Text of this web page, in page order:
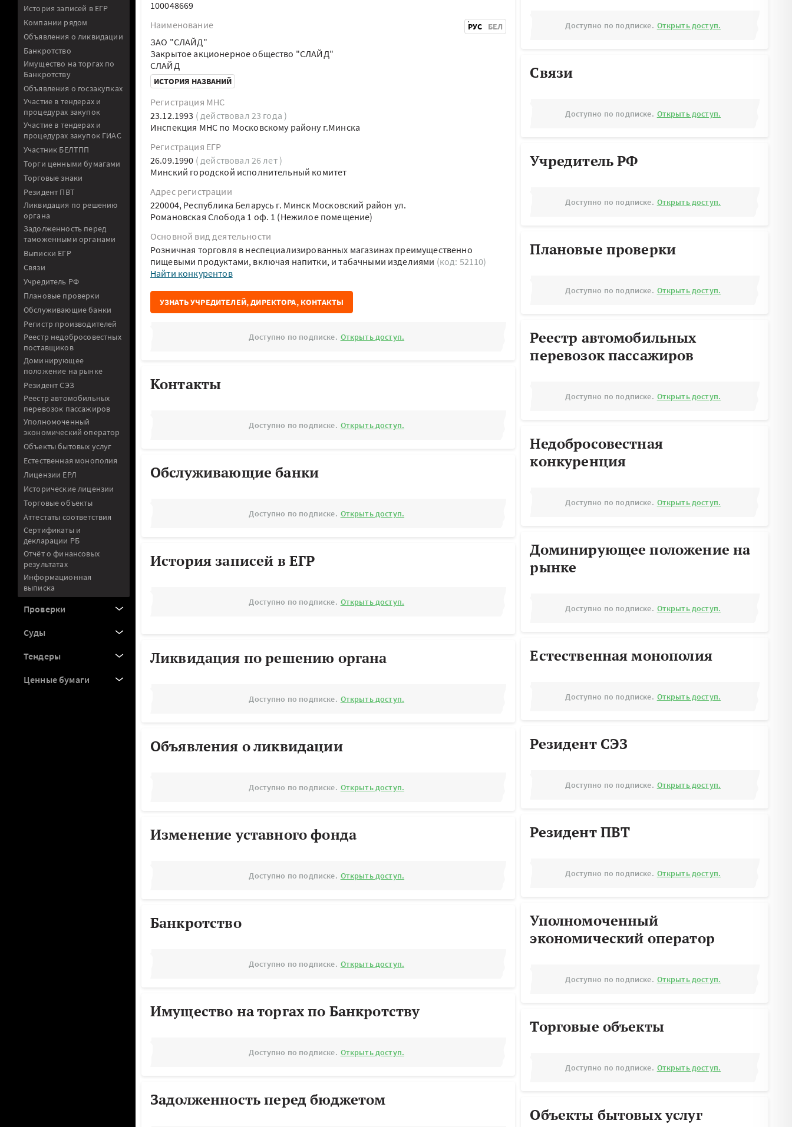
История записей в ЕГР
Компании рядом
Объявления о ликвидации
Банкротство
Имущество на торгах по
Банкротству
Объявления о госзакупках
Участие в тендерах и
процедурах закупок
Участие в тендерах и
процедурах закупок ГИАС
Участник БЕЛТПП
Торги ценными бумагами
Торговые знаки
Резидент ПВТ
Ликвидация по решению
органа
Задолженность перед
таможенными органами
Выписки ЕГР
Связи
Учредитель РФ
Плановые проверки
Обслуживающие банки
Регистр производителей
Реестр недобросовестных
поставщиков
Доминирующее
положение на рынке
Резидент СЭЗ
Реестр автомобильных
перевозок пассажиров
Уполномоченный
экономический оператор
Объекты бытовых услуг
Естественная монополия
Лицензии ЕРЛ
Исторические лицензии
Торговые объекты
Аттестаты соответствия
Сертификаты и
декларации РБ
Отчёт о финансовых
результатах
Информационная
выписка
Проверки
Суды
Тендеры
Ценные бумаги
100048669
Наименование
РУС БЕЛ
ЗАО "СЛАЙД"
Закрытое акционерное общество "СЛАЙД"
СЛАЙД
ИСТОРИЯ НАЗВАНИЙ
Регистрация МНС
23.12.1993 ( действовал 23 года )
Инспекция МНС по Московскому району г.Минска
Регистрация ЕГР
26.09.1990 ( действовал 26 лет )
Минский городской исполнительный комитет
Адрес регистрации
220004, Республика Беларусь г. Минск Московский район ул.
Романовская Слобода 1 оф. 1 (Нежилое помещение)
Основной вид деятельности
Розничная торговля в неспециализированных магазинах преимущественно
пищевыми продуктами, включая напитки, и табачными изделиями (код: 52110)
Найти конкурентов
УЗНАТЬ УЧРЕДИТЕЛЕЙ, ДИРЕКТОРА, КОНТАКТЫ
Доступно по подписке. Открыть доступ.
Контакты
Доступно по подписке. Открыть доступ.
Обслуживающие банки
Доступно по подписке. Открыть доступ.
История записей в ЕГР
Доступно по подписке. Открыть доступ.
Ликвидация по решению органа
Доступно по подписке. Открыть доступ.
Объявления о ликвидации
Доступно по подписке. Открыть доступ.
Изменение уставного фонда
Доступно по подписке. Открыть доступ.
Банкротство
Доступно по подписке. Открыть доступ.
Имущество на торгах по Банкротству
Доступно по подписке. Открыть доступ.
Задолженность перед бюджетом
Доступно по подписке. Открыть доступ.
Связи
Доступно по подписке. Открыть доступ.
Учредитель РФ
Доступно по подписке. Открыть доступ.
Плановые проверки
Доступно по подписке. Открыть доступ.
Реестр автомобильных
перевозок пассажиров
Доступно по подписке. Открыть доступ.
Недобросовестная
конкуренция
Доступно по подписке. Открыть доступ.
Доминирующее положение на
рынке
Доступно по подписке. Открыть доступ.
Естественная монополия
Доступно по подписке. Открыть доступ.
Резидент СЭЗ
Доступно по подписке. Открыть доступ.
Резидент ПВТ
Доступно по подписке. Открыть доступ.
Уполномоченный
экономический оператор
Доступно по подписке. Открыть доступ.
Торговые объекты
Доступно по подписке. Открыть доступ.
Объекты бытовых услуг